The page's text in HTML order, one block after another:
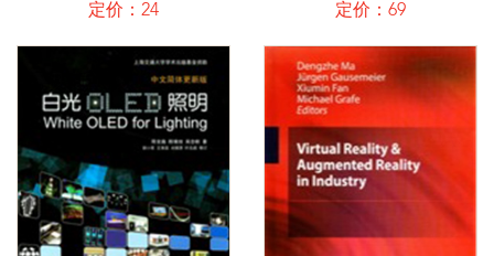
定价：24
定价：69